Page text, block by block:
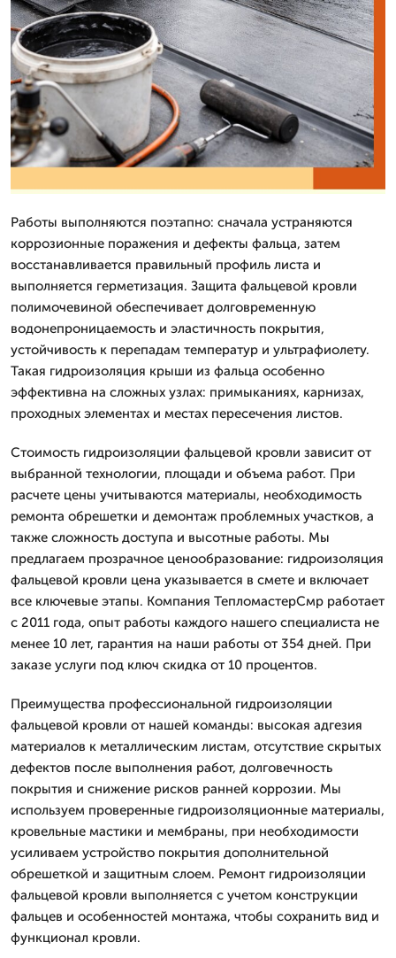
Работы выполняются поэтапно: сначала устраняются
коррозионные поражения и дефекты фальца, затем
восстанавливается правильный профиль листа и
выполняется герметизация. Защита фальцевой кровли
полимочевиной обеспечивает долговременную
водонепроницаемость и эластичность покрытия,
устойчивость к перепадам температур и ультрафиолету.
Такая гидроизоляция крыши из фальца особенно
эффективна на сложных узлах: примыканиях, карнизах,
проходных элементах и местах пересечения листов.
Стоимость гидроизоляции фальцевой кровли зависит от
выбранной технологии, площади и объема работ. При
расчете цены учитываются материалы, необходимость
ремонта обрешетки и демонтаж проблемных участков, а
также сложность доступа и высотные работы. Мы
предлагаем прозрачное ценообразование: гидроизоляция
фальцевой кровли цена указывается в смете и включает
все ключевые этапы. Компания ТепломастерСмр работает
с 2011 года, опыт работы каждого нашего специалиста не
менее 10 лет, гарантия на наши работы от 354 дней. При
заказе услуги под ключ скидка от 10 процентов.
Преимущества профессиональной гидроизоляции
фальцевой кровли от нашей команды: высокая адгезия
материалов к металлическим листам, отсутствие скрытых
дефектов после выполнения работ, долговечность
покрытия и снижение рисков ранней коррозии. Мы
используем проверенные гидроизоляционные материалы,
кровельные мастики и мембраны, при необходимости
усиливаем устройство покрытия дополнительной
обрешеткой и защитным слоем. Ремонт гидроизоляции
фальцевой кровли выполняется с учетом конструкции
фальцев и особенностей монтажа, чтобы сохранить вид и
функционал кровли.